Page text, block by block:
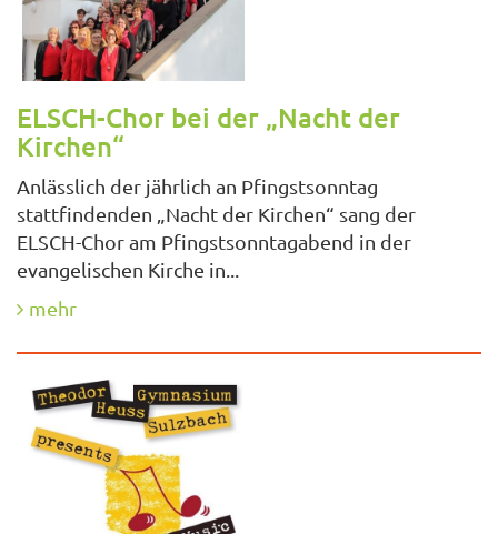
ELSCH-Chor bei der „Nacht der
Kirchen“
Anlässlich der jährlich an Pfingstsonntag
stattfindenden „Nacht der Kirchen“ sang der
ELSCH-Chor am Pfingstsonntagabend in der
evangelischen Kirche in...
mehr